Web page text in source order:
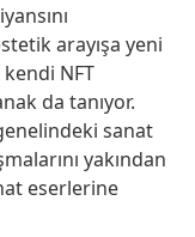
arayışa yeni
kendi NFT
da tanıyor.
sanat
yakından
eserlerine